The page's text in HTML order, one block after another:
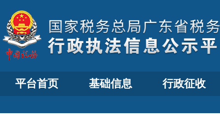
平台首页 基础信息 行政征收